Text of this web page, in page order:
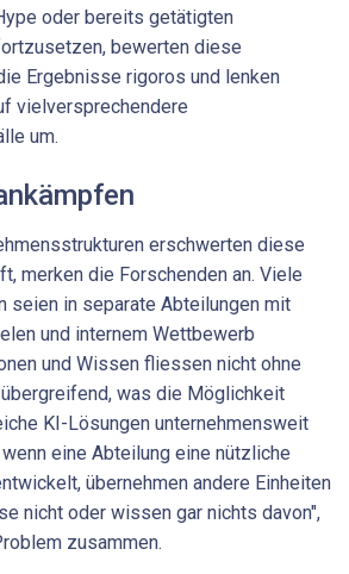
oder bereits getätigten
bewerten diese
Ergebnisse rigoros und lenken
vielversprechendere
um.
erschwerten diese
merken die Forschenden an. Viele
seien in separate Abteilungen mit
und internem Wettbewerb
und Wissen fliessen nicht ohne
was die Möglichkeit
KI-Lösungen unternehmensweit
eine Abteilung eine nützliche
übernehmen andere Einheiten
nicht oder wissen gar nichts davon",
zusammen.